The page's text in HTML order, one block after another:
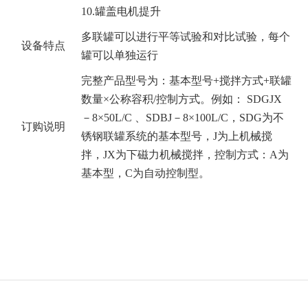
10.罐盖电机提升
设备特点
多联罐可以进行平等试验和对比试验，每个
罐可以单独运行
订购说明
完整产品型号为：基本型号+搅拌方式+联罐
数量×公称容积/控制方式。例如： SDGJX
－8×50L/C 、SDBJ－8×100L/C，SDG为不
锈钢联罐系统的基本型号，J为上机械搅
拌，JX为下磁力机械搅拌，控制方式：A为
基本型，C为自动控制型。